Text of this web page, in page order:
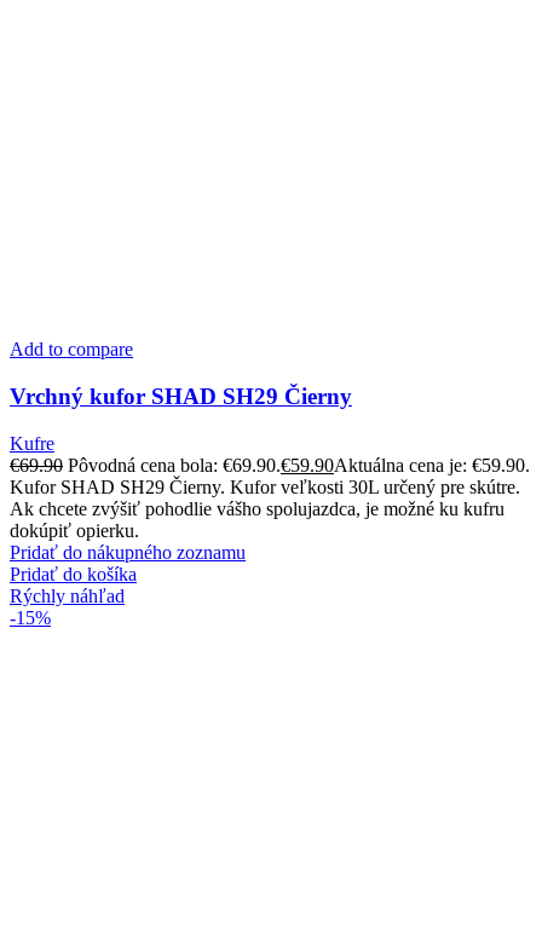
Add to compare
Vrchný kufor SHAD SH29 Čierny
Kufre
€69.90 Pôvodná cena bola: €69.90.€59.90Aktuálna cena je: €59.90.
Kufor SHAD SH29 Čierny. Kufor veľkosti 30L určený pre skútre.
Ak chcete zvýšiť pohodlie vášho spolujazdca, je možné ku kufru
dokúpiť opierku.
Pridať do nákupného zoznamu
Pridať do košíka
Rýchly náhľad
-15%